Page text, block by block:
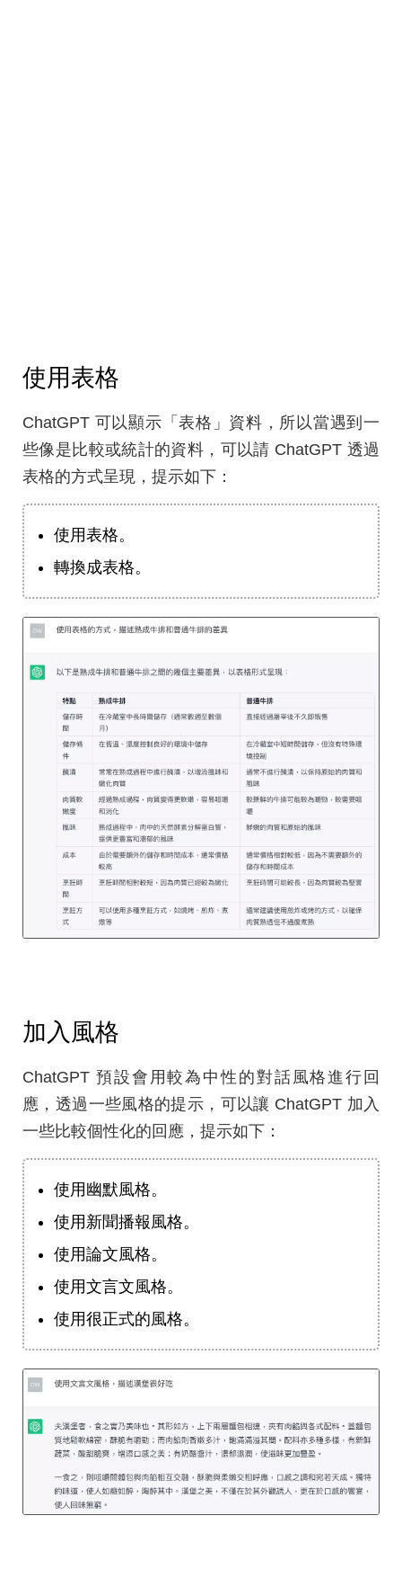
使用表格
ChatGPT 可以顯示「表格」資料，所以當遇到一
些像是比較或統計的資料，可以請 ChatGPT 透過
表格的方式呈現，提示如下：
使用表格。
轉換成表格。
加入風格
ChatGPT 預設會用較為中性的對話風格進行回
應，透過一些風格的提示，可以讓 ChatGPT 加入
一些比較個性化的回應，提示如下：
使用幽默風格。
使用新聞播報風格。
使用論文風格。
使用文言文風格。
使用很正式的風格。